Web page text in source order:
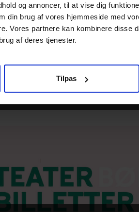
og annoncer, til at vise dig
din brug af vores hjemmeside med
Vores partnere kan kombinere disse
af deres tjenester.
Tilpas FRA